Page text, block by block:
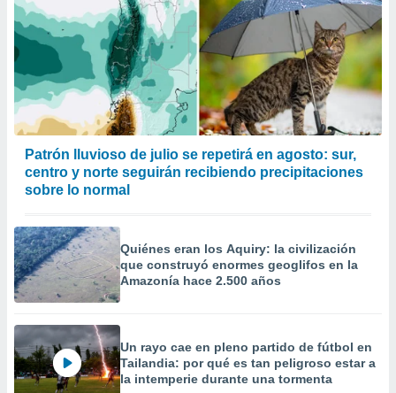
Patrón lluvioso de julio se repetirá en agosto: sur,
centro y norte seguirán recibiendo precipitaciones
sobre lo normal
Quiénes eran los Aquiry: la civilización
que construyó enormes geoglifos en la
Amazonía hace 2.500 años
Un rayo cae en pleno partido de fútbol en
Tailandia: por qué es tan peligroso estar a
la intemperie durante una tormenta